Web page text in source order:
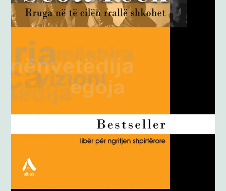
Anglisht
Ditarë
Evente
Blog